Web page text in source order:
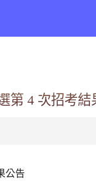
第 4 次招考結
公告